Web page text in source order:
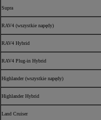
Supra
RAV4 (wszystkie napędy)
RAV4 Hybrid
RAV4 Plug-in Hybrid
Highlander (wszystkie napędy)
Highlander Hybrid
Land Cruiser